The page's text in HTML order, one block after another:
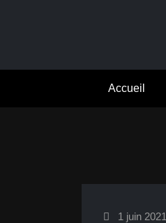
Accueil
1 juin 2021